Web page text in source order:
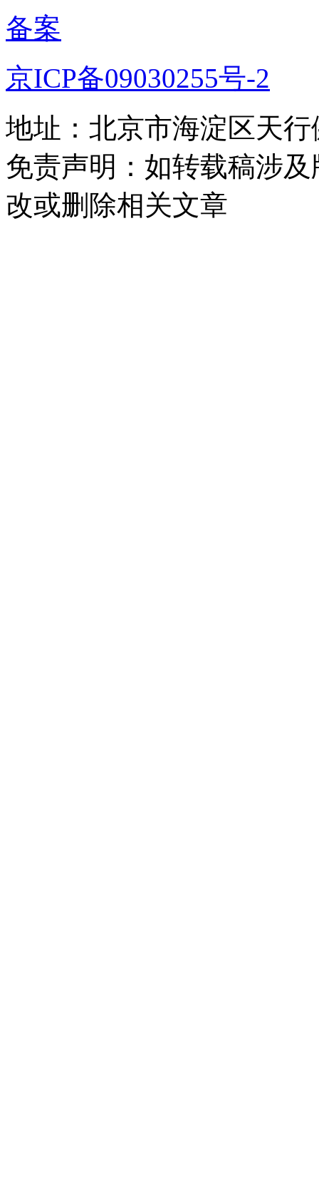
备案
京ICP备09030255号-2
地址：北京市海淀区天行
免责声明：如转载稿涉
改或删除相关文章